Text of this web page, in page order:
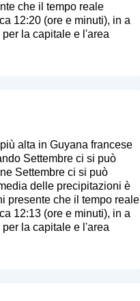
che il tempo reale
12:20 (ore e minuti), in a
la capitale e l'area
alta in Guyana francese
Settembre ci si può
Settembre ci si può
delle precipitazioni è
presente che il tempo reale
12:13 (ore e minuti), in a
la capitale e l'area